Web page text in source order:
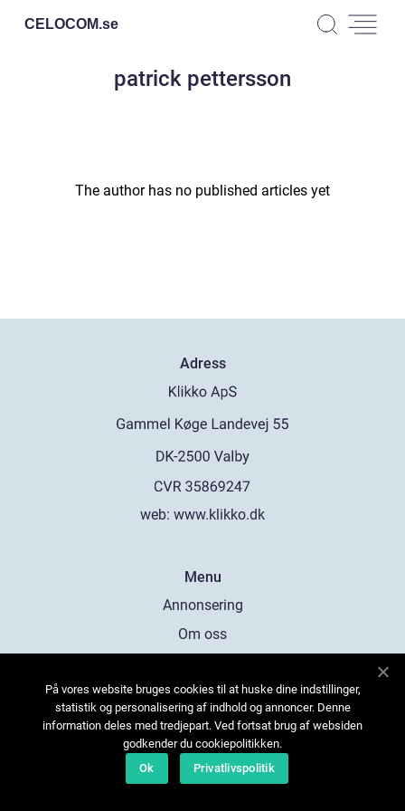
CELOCOM.se
patrick pettersson
The author has no published articles yet
Adress
web: www.klikko.dk
Menu
Annonsering
Om oss
Kontakta oss
Sitemap
På vores website bruges cookies til at huske dine indstillinger,
statistik og personalisering af indhold og annoncer. Denne
information deles med tredjepart. Ved fortsat brug af websiden
godkender du cookiepolitikken.
Ok
Privatlivspolitik